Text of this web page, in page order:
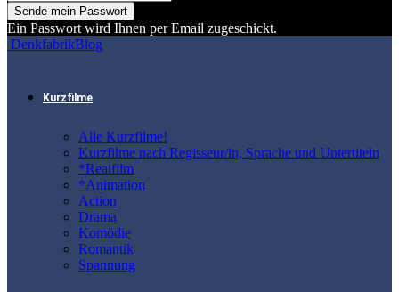
Ein Passwort wird Ihnen per Email zugeschickt.
DenkfabrikBlog
Kurzfilme
Alle Kurzfilme!
Kurzfilme nach Regisseur/in, Sprache und Untertiteln
*Realfilm
*Animation
Action
Drama
Komödie
Romantik
Spannung